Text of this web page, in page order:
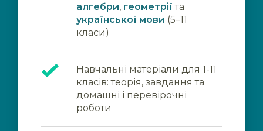
алгебри, геометрії та
української мови (5–11
класи)
Навчальні матеріали для 1-11
класів: теорія, завдання та
домашні і перевірочні
роботи